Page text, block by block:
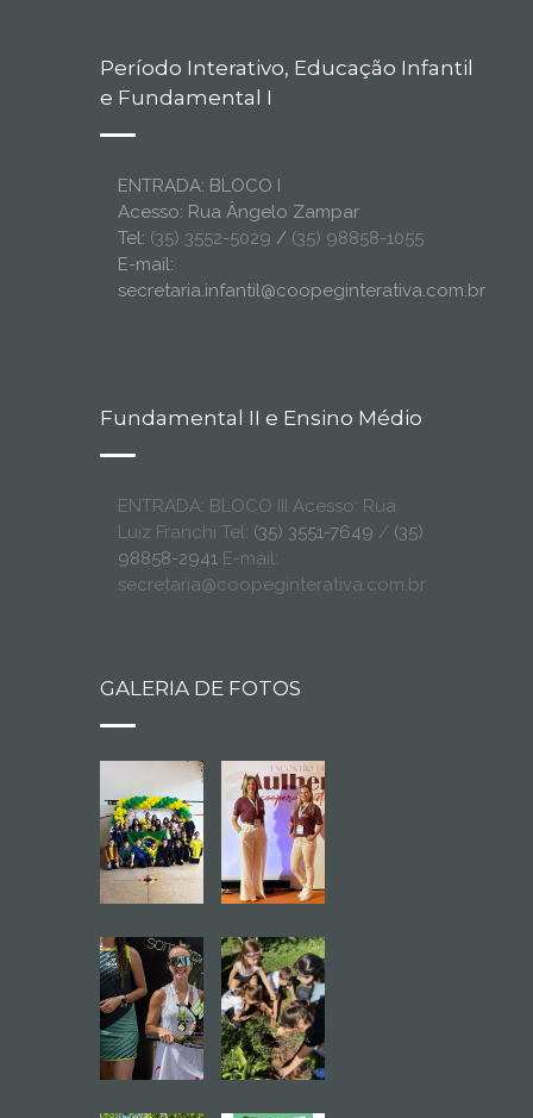
Período Interativo, Educação Infantil
e Fundamental I
ENTRADA: BLOCO I
Acesso: Rua Ângelo Zampar
Tel: (35) 3552-5029 / (35) 98858-1055
E-mail:
secretaria.infantil@coopeginterativa.com.br
Fundamental II e Ensino Médio
ENTRADA: BLOCO III Acesso: Rua
Luiz Franchi Tel: (35) 3551-7649 / (35)
98858-2941 E-mail:
secretaria@coopeginterativa.com.br
GALERIA DE FOTOS